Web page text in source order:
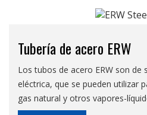
Tubería de acero ERW
Los tubos de acero ERW son de
eléctrica, que se pueden utilizar
gas natural y otros vapores-